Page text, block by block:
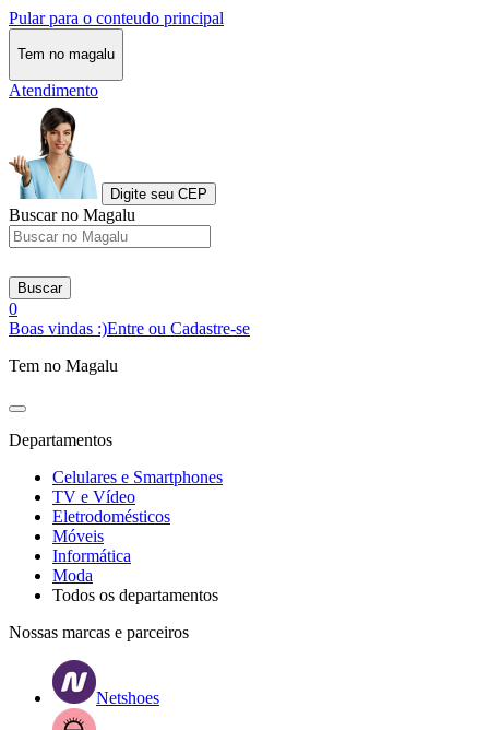
Pular para o conteudo principal
Tem no magalu
Atendimento
Digite seu CEP
Buscar no Magalu
Buscar
0
Boas vindas :)Entre ou Cadastre-se
Tem no Magalu
Departamentos
Celulares e Smartphones
TV e Vídeo
Eletrodomésticos
Móveis
Informática
Moda
Todos os departamentos
Nossas marcas e parceiros
Netshoes